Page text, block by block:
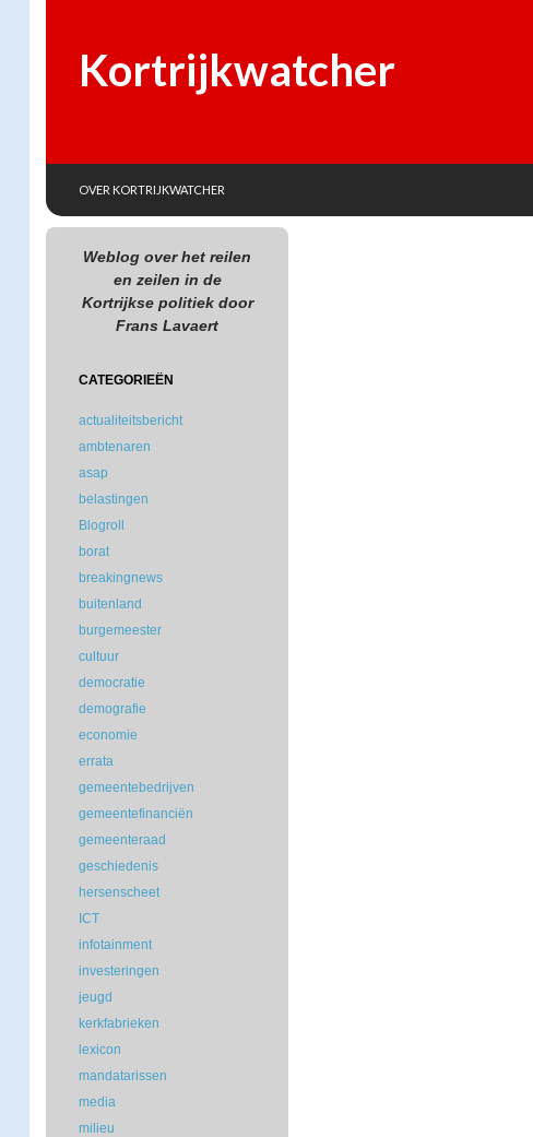
Kortrijkwatcher
OVER KORTRIJKWATCHER
Weblog over het reilen
en zeilen in de
Kortrijkse politiek door
Frans Lavaert
CATEGORIEËN
actualiteitsbericht
ambtenaren
asap
belastingen
Blogroll
borat
breakingnews
buitenland
burgemeester
cultuur
democratie
demografie
economie
errata
gemeentebedrijven
gemeentefinanciën
gemeenteraad
geschiedenis
hersenscheet
ICT
infotainment
investeringen
jeugd
kerkfabrieken
lexicon
mandatarissen
media
milieu